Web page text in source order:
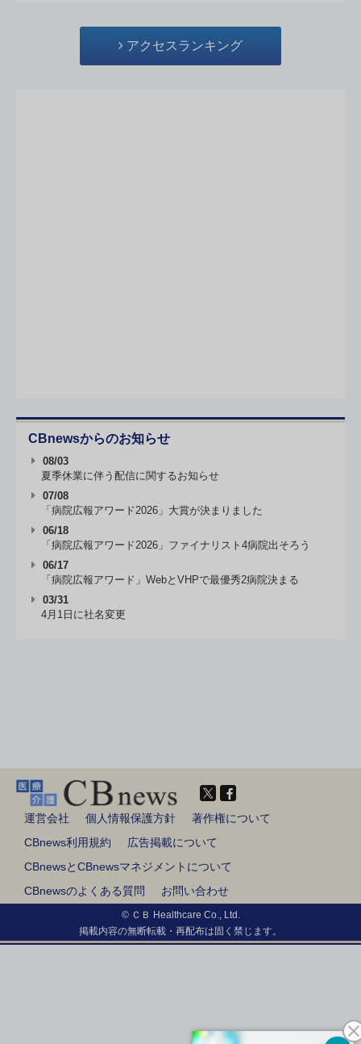
アクセスランキング
CBnewsからのお知らせ
08/03
夏季休業に伴う配信に関するお知らせ
07/08
「病院広報アワード2026」大賞が決まりました
06/18
「病院広報アワード2026」ファイナリスト4病院出そろう
06/17
「病院広報アワード」WebとVHPで最優秀2病院決まる
03/31
4月1日に社名変更
運営会社 個人情報保護方針
著作権について
CBnews利用規約
広告掲載について
CBnewsとCBnewsマネジメントについて
CBnewsのよくある質問
お問い合わせ
© ＣＢ Healthcare Co., Ltd.
掲載内容の無断転載・再配布は固く禁じます。